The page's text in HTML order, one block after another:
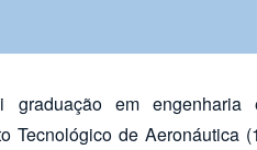
graduação em engenharia
Tecnológico de Aeronáutica